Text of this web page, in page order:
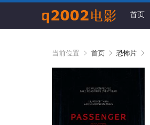
首页
当前位置 首页 恐怖片